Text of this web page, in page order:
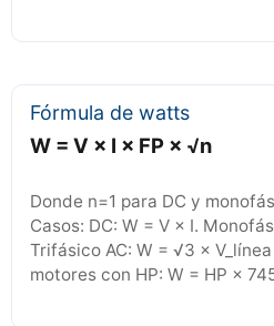
Fórmula de watts
W = V × I × FP × √n
Donde n=1 para DC y
Casos: DC: W = V × I.
Trifásico AC: W = √3 ×
motores con HP: W = HP ×